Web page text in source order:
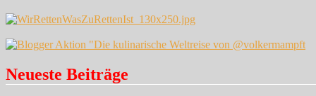
Neueste Beiträge